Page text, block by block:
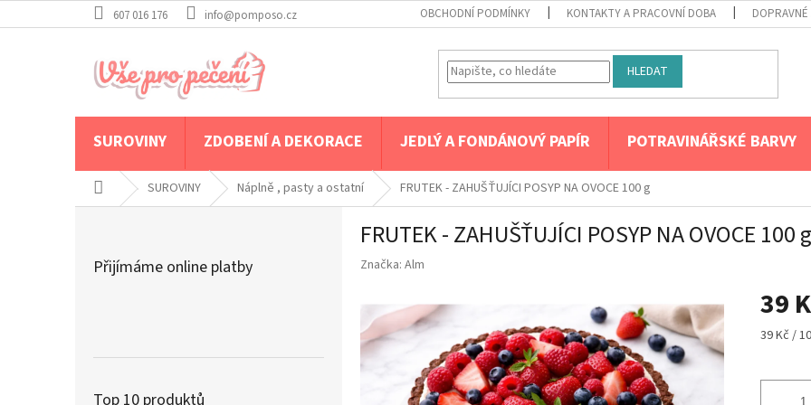
na
607 016 176 info@pomposo.cz OBCHODNÍ PODMÍNKY KONTAKTY A PRACOVNÍ DOBA DOPRAVNÉ
HLEDAT
SUROVINY ZDOBENÍ A DEKORACE JEDLÝ A FONDÁNOVÝ PAPÍR POTRAVINÁŘSKÉ BARVY
Domů SUROVINY Náplně , pasty a ostatní FRUTEK - ZAHUŠŤUJÍCI POSYP NA OVOCE 100 g
Přijímáme online platby
Top 10 produktů
FRUTEK - ZAHUŠŤUJÍCI POSYP NA OVOCE 100 g
Značka: Alm
39
Měrná
39 Kč /